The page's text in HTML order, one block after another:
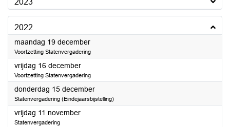
2023
2022
maandag 19 december2022
Voortzetting Statenvergadering
vrijdag 16 december2022
Voortzetting Statenvergadering
donderdag 15 december2022
Statenvergadering (Eindejaarsbijstelling)
vrijdag 11 november2022
Statenvergadering